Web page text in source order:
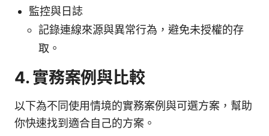
監控與日誌
記錄連線來源與異常行為，避免未授權的存
取。
4. 實務案例與比較
以下為不同使用情境的實務案例與可選方案，幫助
你快速找到適合自己的方案。